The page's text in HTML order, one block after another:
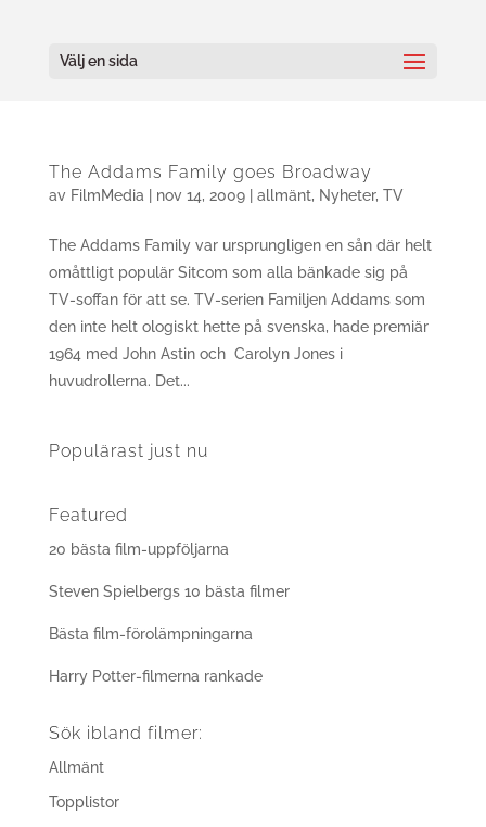
Välj en sida
The Addams Family goes Broadway
av FilmMedia nov 14, 2009| allmänt, Nyheter, TV
The Addams Family var ursprungligen en sån där helt
omåttligt populär Sitcom som alla bänkade sig på
TV-soffan för att se. TV-serien Familjen Addams som
den inte helt ologiskt hette på svenska, hade premiär
1964 med John Astin och Carolyn Jones i
huvudrollerna. Det...
Populärast just nu
Featured
20 bästa film-uppföljarna
Steven Spielbergs 10 bästa filmer
Bästa film-förolämpningarna
Harry Potter-filmerna rankade
Sök ibland filmer:
Allmänt
Topplistor